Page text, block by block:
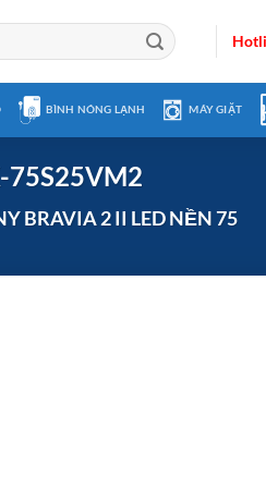
BÌNH NÓNG LẠNH MÁY GIẶT
75S25VM2
BRAVIA 2 II LED NỀN 75